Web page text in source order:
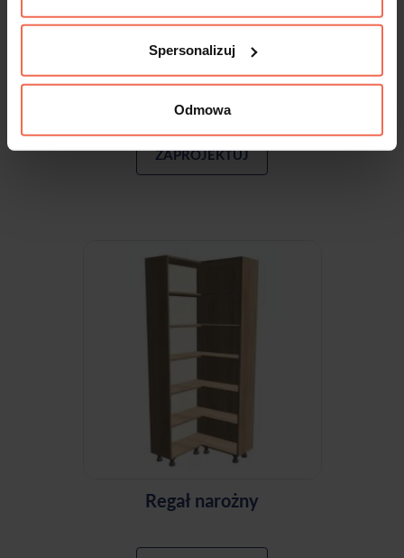
Spersonalizuj
Odmowa
Biurko Narożne Lewe z Szafka Otwarta
ZAPROJEKTUJ
Regał narożny